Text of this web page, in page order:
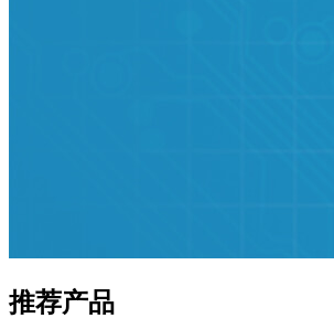
推荐产品